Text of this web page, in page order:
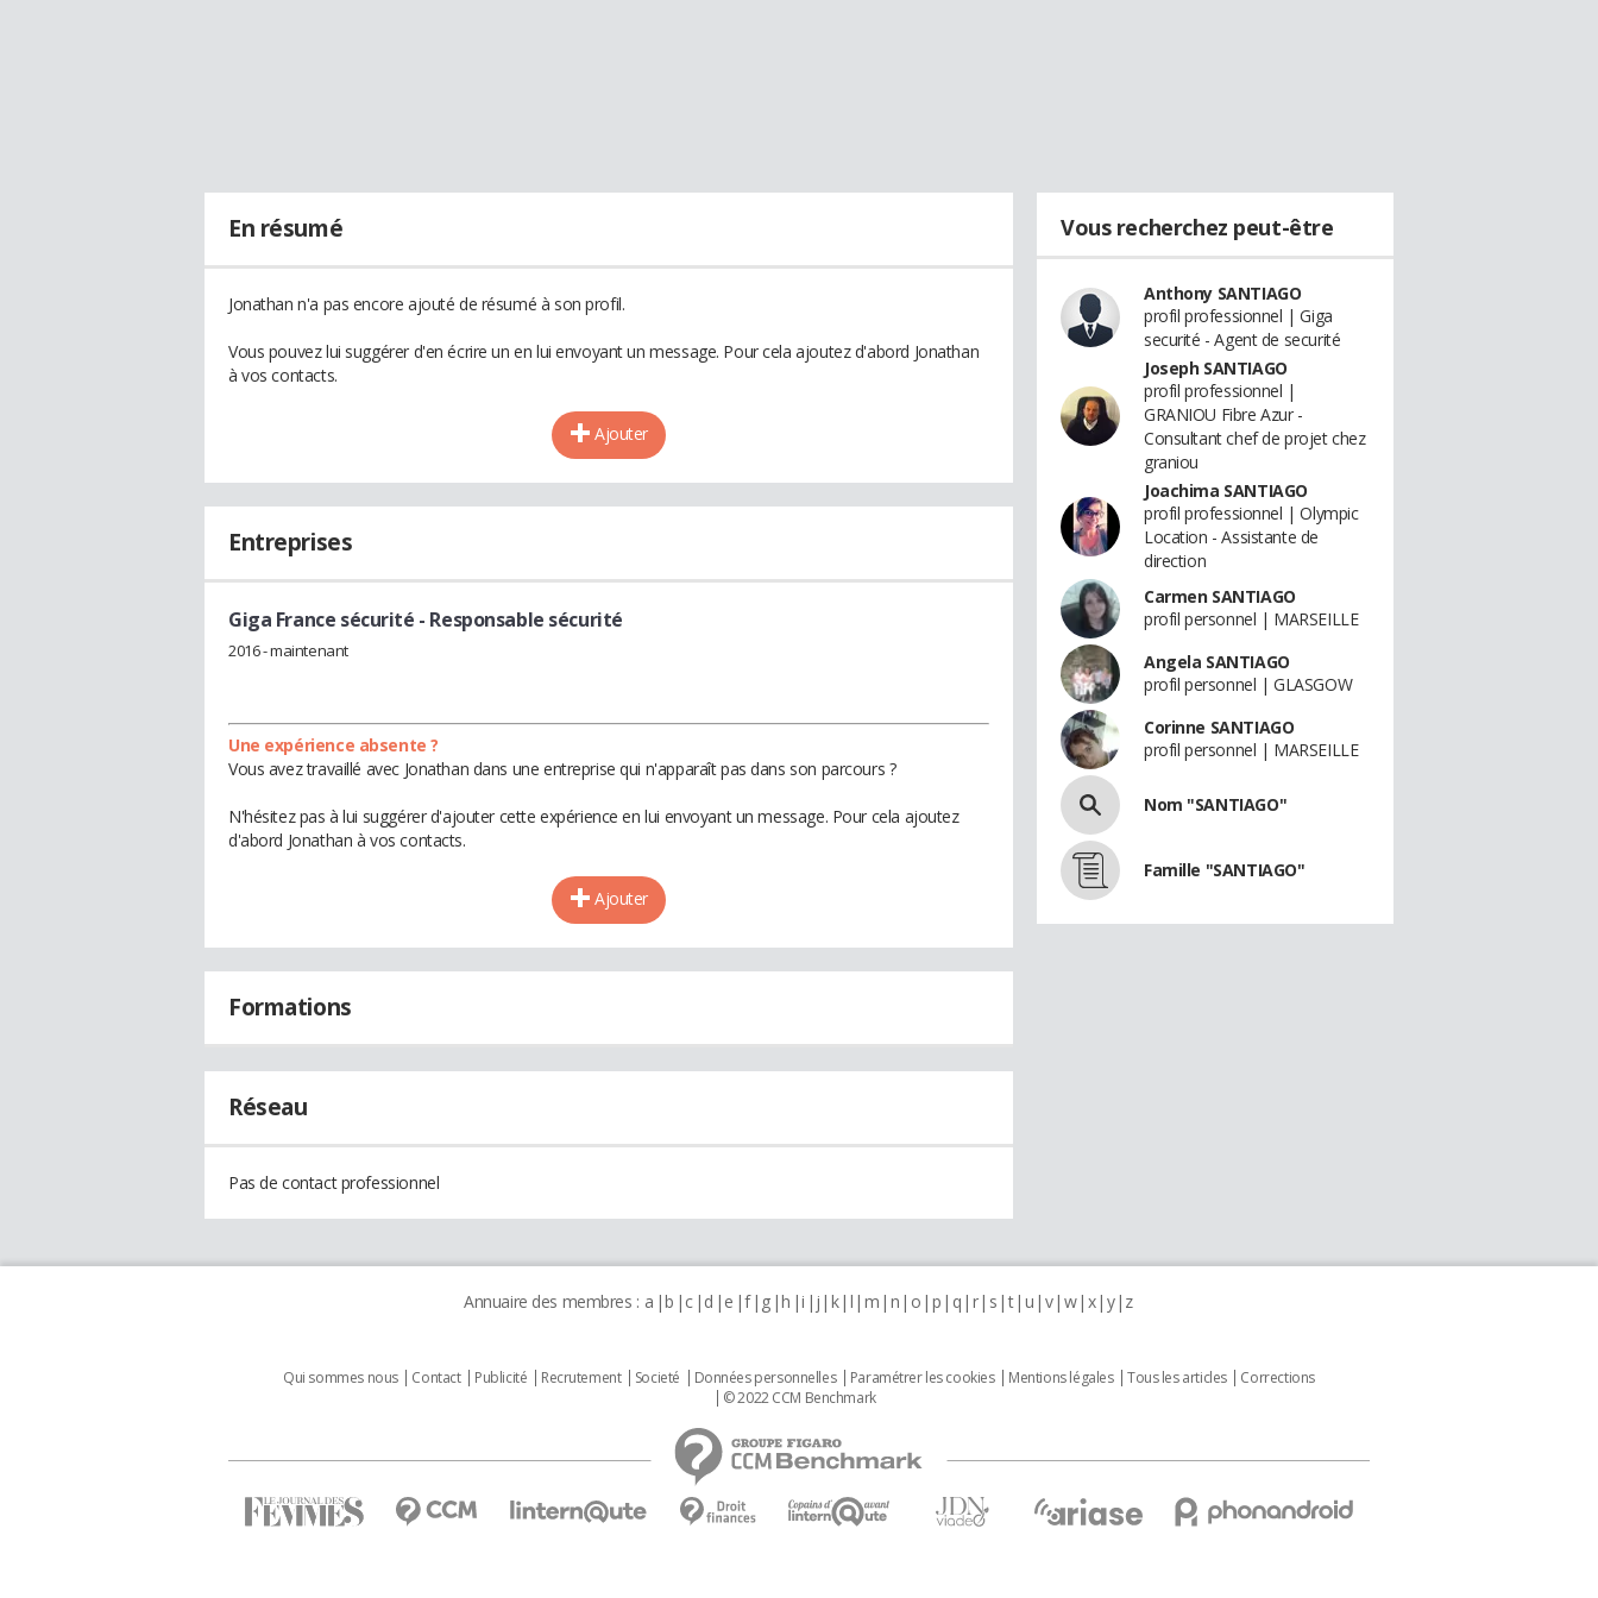
En résumé
Jonathan n'a pas encore ajouté de résumé à son profil.
Vous pouvez lui suggérer d'en écrire un en lui envoyant un message. Pour cela ajoutez d'abord Jonathan
à vos contacts.
Ajouter
Entreprises
Giga France sécurité - Responsable sécurité
2016 - maintenant
Une expérience absente ?
Vous avez travaillé avec Jonathan dans une entreprise qui n'apparaît pas dans son parcours ?
N'hésitez pas à lui suggérer d'ajouter cette expérience en lui envoyant un message. Pour cela ajoutez
d'abord Jonathan à vos contacts.
Ajouter
Formations
Réseau
Pas de contact professionnel
Vous recherchez peut-être
Anthony SANTIAGO
profil professionnel | Giga
securité - Agent de securité
Joseph SANTIAGO
profil professionnel |
GRANIOU Fibre Azur -
Consultant chef de projet chez
graniou
Joachima SANTIAGO
profil professionnel | Olympic
Location - Assistante de
direction
Carmen SANTIAGO
profil personnel | MARSEILLE
Angela SANTIAGO
profil personnel | GLASGOW
Corinne SANTIAGO
profil personnel | MARSEILLE
Nom "SANTIAGO"
Famille "SANTIAGO"
Annuaire des membres : a b c d e f g h i j k l m n o p q r s t u v w x y z
Qui sommes nous Contact Publicité Recrutement Societé Données personnelles Paramétrer les cookies Mentions légales Tous les articles
Corrections
© 2022 CCM Benchmark